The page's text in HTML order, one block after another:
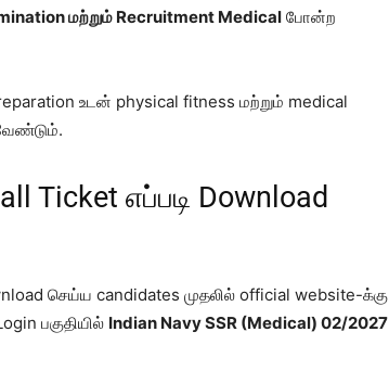
மற்றும் Recruitment Medical போன்ற
உடன் physical fitness மற்றும் medical
Ticket எப்படி Download
செய்ய candidates முதலில் official website-க்கு
பகுதியில் Indian Navy SSR (Medical) 02/2027